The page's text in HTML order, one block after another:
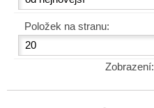
Položek na stranu:
Zobrazení: